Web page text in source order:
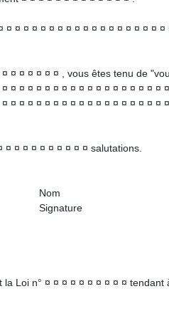
¤ ¤ ¤ ¤ ¤ ¤ ¤ ¤ ¤ ¤ ¤ ¤ ¤ ¤ ¤ ¤ ¤ ¤
¤ ¤ ¤ ¤ ¤ ¤ , vous êtes tenu de
¤ ¤ ¤ ¤ ¤ ¤ ¤ ¤ ¤ ¤ ¤ ¤ ¤ ¤ ¤ ¤ ¤ ¤
¤ ¤ ¤ ¤ ¤ ¤ ¤ ¤ ¤ ¤ ¤ ¤ ¤ ¤ ¤ ¤ ¤ ¤
¤ ¤ ¤ ¤ ¤ ¤ ¤ ¤ ¤ salutations.
Loi n° ¤ ¤ ¤ ¤ ¤ ¤ ¤ ¤ ¤ ¤ tendant